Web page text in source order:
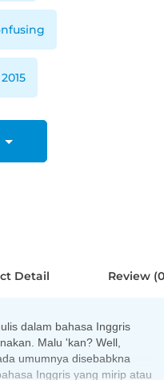
Detail Review
dalam bahasa Inggris
Malu 'kan? Well,
umumnya disebabkna
Inggris yang mirip atau